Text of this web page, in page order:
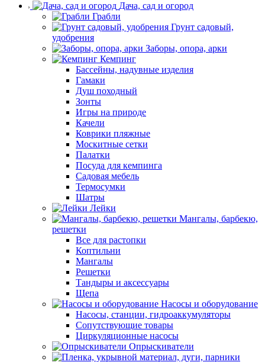
Дача, сад и огород
Грабли
Грунт садовый,
удобрения
Заборы, опора, арки
Кемпинг
Бассейны, надувные изделия
Гамаки
Душ походный
Зонты
Игры на природе
Качели
Коврики пляжные
Москитные сетки
Палатки
Посуда для кемпинга
Садовая мебель
Термосумки
Шатры
Лейки
Мангалы, барбекю,
решетки
Все для растопки
Коптильни
Мангалы
Решетки
Тандыры и аксессуары
Щепа
Насосы и оборудование
Насосы, станции, гидроаккумуляторы
Сопутствующие товары
Циркуляционные насосы
Опрыскиватели